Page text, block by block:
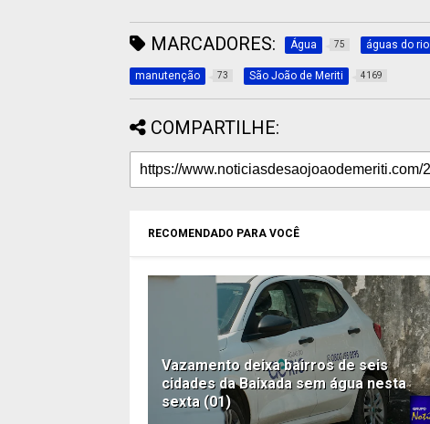
MARCADORES: Água 75 águas do rio
manutenção 73 São João de Meriti 4169
COMPARTILHE:
RECOMENDADO PARA VOCÊ
Vazamento deixa bairros de seis
cidades da Baixada sem água nesta
sexta (01)